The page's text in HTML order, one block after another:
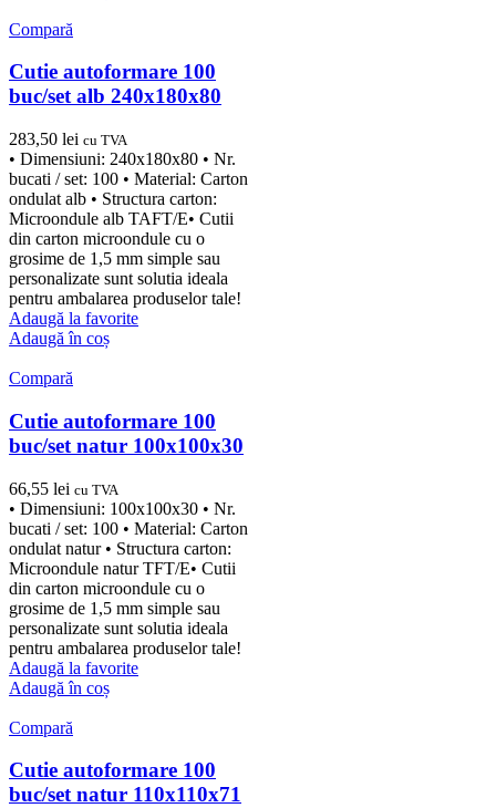
Compară
Cutie autoformare 100
buc/set alb 240x180x80
283,50 lei cu TVA
• Dimensiuni: 240x180x80 • Nr.
bucati / set: 100 • Material: Carton
ondulat alb • Structura carton:
Microondule alb TAFT/E• Cutii
din carton microondule cu o
grosime de 1,5 mm simple sau
personalizate sunt solutia ideala
pentru ambalarea produselor tale!
Adaugă la favorite
Adaugă în coș
Compară
Cutie autoformare 100
buc/set natur 100x100x30
66,55 lei cu TVA
• Dimensiuni: 100x100x30 • Nr.
bucati / set: 100 • Material: Carton
ondulat natur • Structura carton:
Microondule natur TFT/E• Cutii
din carton microondule cu o
grosime de 1,5 mm simple sau
personalizate sunt solutia ideala
pentru ambalarea produselor tale!
Adaugă la favorite
Adaugă în coș
Compară
Cutie autoformare 100
buc/set natur 110x110x71